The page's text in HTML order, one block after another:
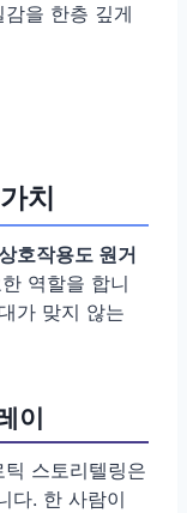
을 한층 깊게
치
호작용도 원거
역할을 합니
가 맞지 않는
이
스토리텔링은
다. 한 사람이